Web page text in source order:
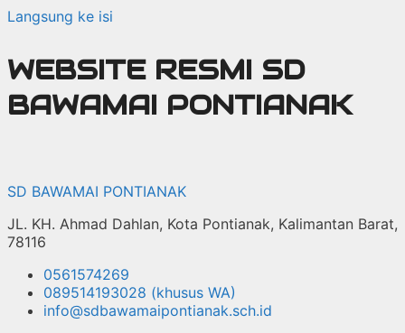
Langsung ke isi
WEBSITE RESMI SD
BAWAMAI PONTIANAK
SD BAWAMAI PONTIANAK
JL. KH. Ahmad Dahlan, Kota Pontianak, Kalimantan Barat,
78116
0561574269
089514193028 (khusus WA)
info@sdbawamaipontianak.sch.id